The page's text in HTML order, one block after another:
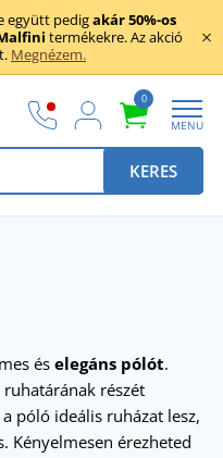
együtt pedigakár 50%-os
termékekre. Az akció
Megnézem.
0
MENU
KERES
és elegáns pólót.
részét
póló ideális ruházat lesz,
Kényelmesen érezheted